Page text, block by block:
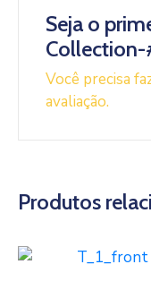
Seja o
Collection-
Você precisa
avaliação.
Produtos